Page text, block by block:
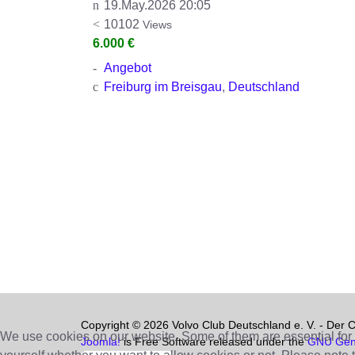
19.May.2026 20:05
10102 Views
6.000 €
Angebot
Freiburg im Breisgau, Deutschland
Copyright © 2026 Volvo Club Deutschland e. V. - Der
Joomla!is Free Software released under theGNU
We use cookies on our website. Some of them are essential